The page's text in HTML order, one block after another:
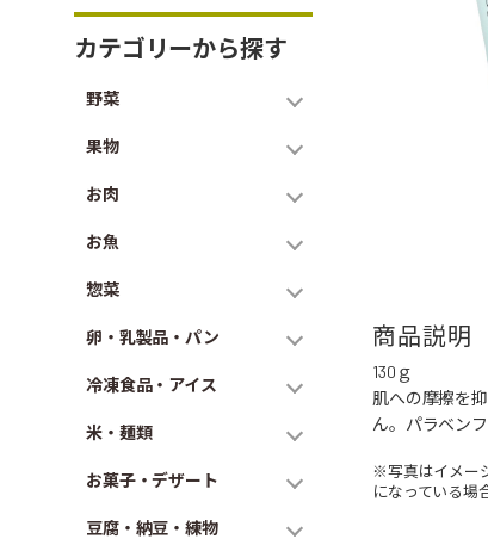
カテゴリーから探す
野菜
果物
お肉
お魚
惣菜
卵・乳製品・パン
冷凍食品・アイス
米・麺類
お菓子・デザート
豆腐・納豆・練物
商品説明
130ｇ
肌への摩擦を
ん。パラベン
※写真はイメー
になっている場